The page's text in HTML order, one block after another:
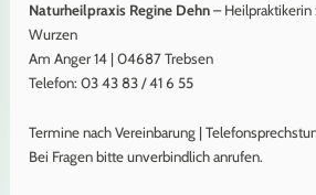
Naturheilpraxis Regine Dehn–
Wurzen
Am Anger 14 | 04687 Trebsen
Telefon: 03 43 83 / 41 6 55
Termine nach Vereinbarung |
Bei Fragen bitte unverbindlich anrufen.